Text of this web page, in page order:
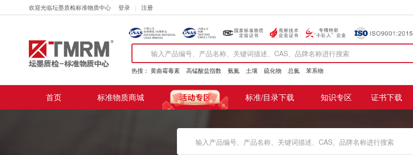
欢迎光临坛墨质检标准物质中心 登录 注册
热搜： 黄曲霉毒素 高锰酸盐指数 氨氮 土壤 硫化物 总氮 苯系物
首页 标准物质商城 标准/目录下载 知识专区 证书下载